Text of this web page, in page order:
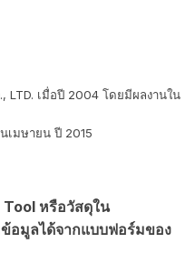
LTD. เมื่อปี 2004 โดยมีผลงานใน
เมษายน ปี 2015
หรือวัสดุใน
อมูลได้จากแบบฟอร์มของ